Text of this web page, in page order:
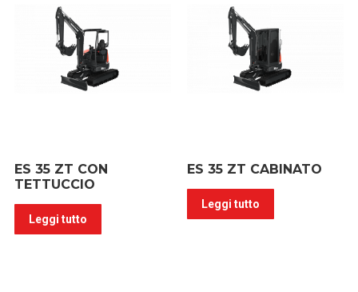
ES 35 ZT CON
TETTUCCIO
Leggi tutto
ES 35 ZT CABINATO
Leggi tutto